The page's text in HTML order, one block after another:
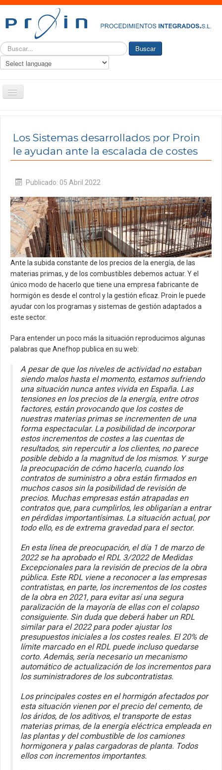
Buscar... Buscar
Toggle
Quiénes somos
Historia
Ingeniería y consultoría
Productos
Actualidad
Artículos Técnicos
Área de descargas
Contacto
Actualidad
Los Sistemas desarrollados por Proin
le ayudan ante la escalada de costes
Publicado: 05 Abril 2022
Ante la subida constante de los precios de la energía, de las
materias primas, y de los combustibles debemos actuar. Y el
único modo de hacerlo que tiene una empresa fabricante de
hormigón es desde el control y la gestión eficaz. Proin le puede
ayudar con los programas y sistemas de gestión adaptados a
este sector.
Para entender un poco más la situación reproducimos algunas
palabras que Anefhop publica en su web:
A pesar de que los niveles de actividad no estaban
siendo malos hasta el momento, estamos sufriendo
una situación nunca antes vivida en España. Las
tensiones en los precios de la energía, entre otros
factores, están provocando que los costes de
nuestras materias primas se incrementen de una
forma espectacular. La posibilidad de incorporar
estos incrementos de costes a las cuentas de
resultados, sin repercutir a los clientes, no parece
posible debido a la magnitud de los mismos. Y surge
la preocupación de cómo hacerlo, cuando los
contratos de suministro a obra están firmados en
muchos casos sin la posibilidad de revisión de
precios. Muchas empresas están atrapadas en
contratos que, para cumplirlos, les obligarían a entrar
en pérdidas importantísimas. La situación actual, por
todo ello, es de extrema gravedad para el sector.
En esta línea de preocupación, el día 1 de marzo de
2022 se ha aprobado el RDL 3/2022 de Medidas
Excepcionales para la revisión de precios de la obra
pública. Este RDL viene a reconocer a las empresas
contratistas, en parte, los incrementos de los costes
de la obra en 2021, para evitar así una segura
paralización de la mayoría de ellas con el colapso
consiguiente. Sin duda que deberá haber un RDL
similar para el 2022 para poder ajustar los
presupuestos iniciales a los costes reales. El 20% de
límite marcado en el RDL puede incluso quedarse
corto. Además, sería necesario un mecanismo
automático de actualización de los incrementos para
los suministradores de los subcontratistas.
Los principales costes en el hormigón afectados por
esta situación vienen por el precio del cemento, de
los áridos, de los aditivos, el transporte de estas
materias primas, de la energía eléctrica empleada en
las plantas y del combustible de los camiones
hormigonera y palas cargadoras de planta. Todos
ellos con incrementos importantes.